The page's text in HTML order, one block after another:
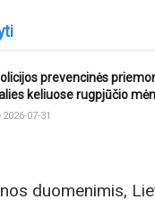
prevencinės
keliuose rugpjūčio
2026-07-31
duomenimis,